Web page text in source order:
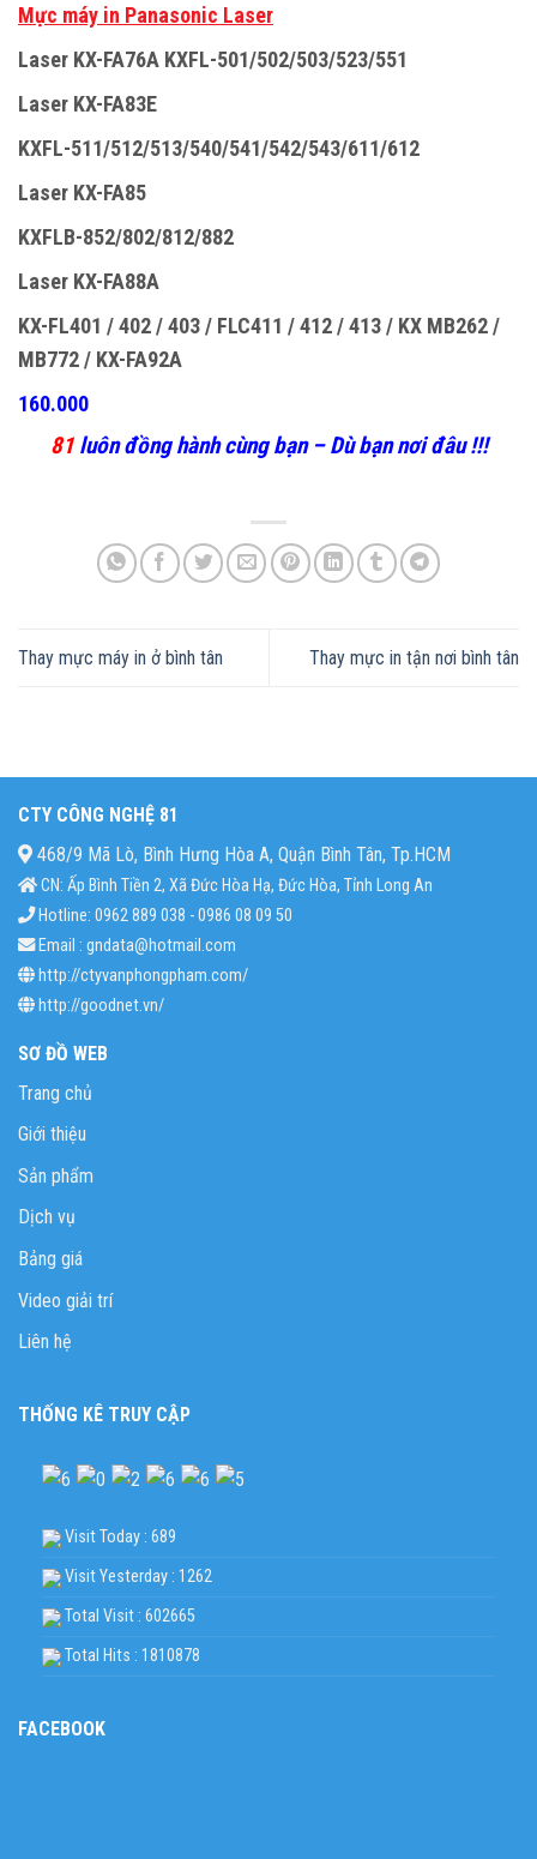
Mực máy in Panasonic Laser
Laser KX-FA76A KXFL-501/502/503/523/551
Laser KX-FA83E
KXFL-511/512/513/540/541/542/543/611/612
Laser KX-FA85
KXFLB-852/802/812/882
Laser KX-FA88A
KX-FL401 / 402 / 403 / FLC411 / 412 / 413 / KX MB262 /
MB772 / KX-FA92A
160.000
81luôn đồng hành cùng bạn – Dù bạn nơi đâu !!!
Thay mực máy in ở bình tân Thay mực in tận nơi bình tân
CTY CÔNG NGHỆ 81
468/9 Mã Lò, Bình Hưng Hòa A, Quận Bình Tân, Tp.HCM
CN: Ấp Bình Tiền 2, Xã Đức Hòa Hạ, Đức Hòa, Tỉnh Long An
Hotline: 0962 889 038 - 0986 08 09 50
Email : gndata@hotmail.com
http://ctyvanphongpham.com/
http://goodnet.vn/
SƠ ĐỒ WEB
Trang chủ
Giới thiệu
Sản phẩm
Dịch vụ
Bảng giá
Video giải trí
Liên hệ
THỐNG KÊ TRUY CẬP
Visit Today : 689
Visit Yesterday : 1262
Total Visit : 602665
Total Hits : 1810878
FACEBOOK